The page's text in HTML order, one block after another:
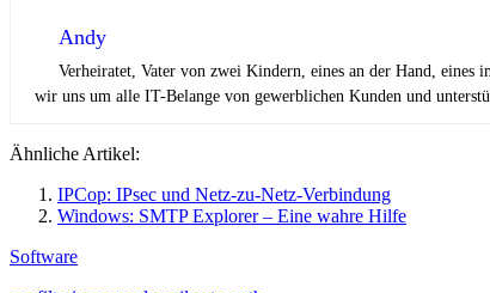
Andy
Verheiratet, Vater von zwei Kindern, eines an der Hand,
wir uns um alle IT-Belange von gewerblichen Kunden und
Ähnliche Artikel:
IPCop: IPsec und Netz-zu-Netz-Verbindung
Windows: SMTP Explorer – Eine wahre Hilfe
Software